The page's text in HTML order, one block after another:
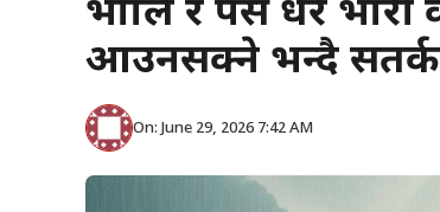
भोलि र पर्सि धेरै
आउनसक्ने भन्दै
On: June 29, 2026 7:42 AM